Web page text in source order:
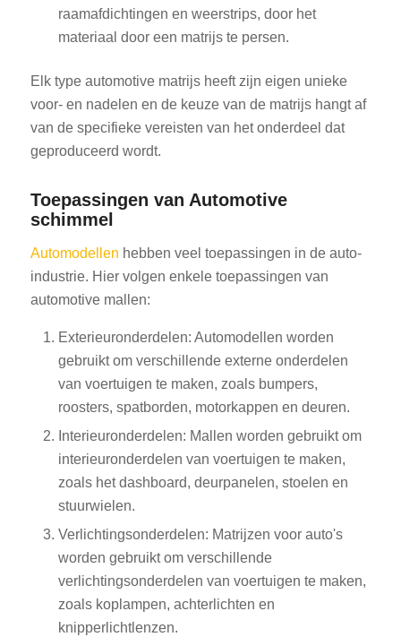
raamafdichtingen en weerstrips, door het
materiaal door een matrijs te persen.
Elk type automotive matrijs heeft zijn eigen unieke
voor- en nadelen en de keuze van de matrijs hangt af
van de specifieke vereisten van het onderdeel dat
geproduceerd wordt.
Toepassingen van Automotive
schimmel
Automodellen hebben veel toepassingen in de auto-
industrie. Hier volgen enkele toepassingen van
automotive mallen:
Exterieuronderdelen: Automodellen worden
gebruikt om verschillende externe onderdelen
van voertuigen te maken, zoals bumpers,
roosters, spatborden, motorkappen en deuren.
Interieuronderdelen: Mallen worden gebruikt om
interieuronderdelen van voertuigen te maken,
zoals het dashboard, deurpanelen, stoelen en
stuurwielen.
Verlichtingsonderdelen: Matrijzen voor auto's
worden gebruikt om verschillende
verlichtingsonderdelen van voertuigen te maken,
zoals koplampen, achterlichten en
knipperlichtlenzen.